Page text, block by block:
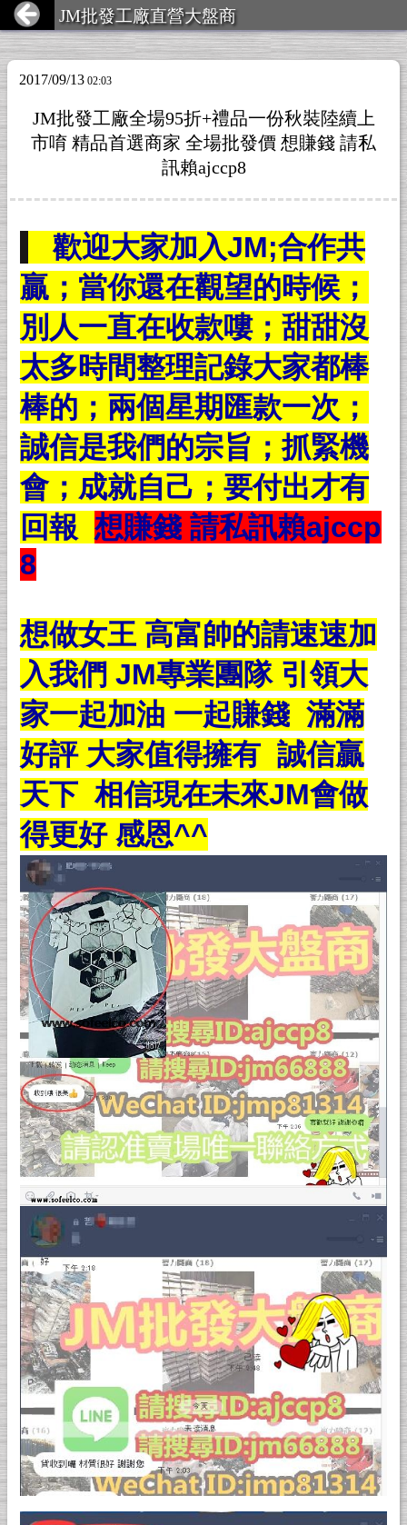
JM批發工廠直營大盤商
2017/09/13 02:03
JM批發工廠全場95折+禮品一份秋裝陸續上
市唷 精品首選商家 全場批發價 想賺錢 請私
訊賴ajccp8
歡迎大家加入JM;合作共
贏；當你還在觀望的時候；
別人一直在收款嘍；甜甜沒
太多時間整理記錄大家都棒
棒的；兩個星期匯款一次；
誠信是我們的宗旨；抓緊機
會；成就自己；要付出才有
回報 想賺錢 請私訊賴ajccp
8
想做女王 高富帥的請速速加
入我們 JM專業團隊 引領大
家一起加油 一起賺錢 滿滿
好評 大家值得擁有 誠信贏
天下 相信現在未來JM會做
得更好 感恩^^